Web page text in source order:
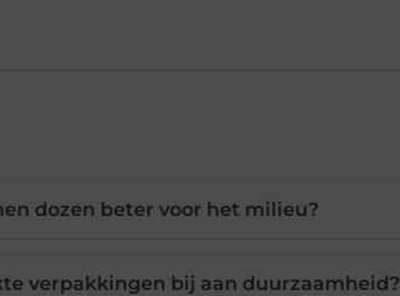
dozen beter voor het milieu?
verpakkingen bij aan duurzaamheid?